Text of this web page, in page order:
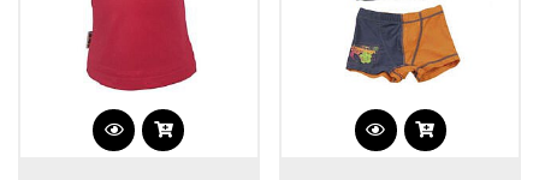
Dit